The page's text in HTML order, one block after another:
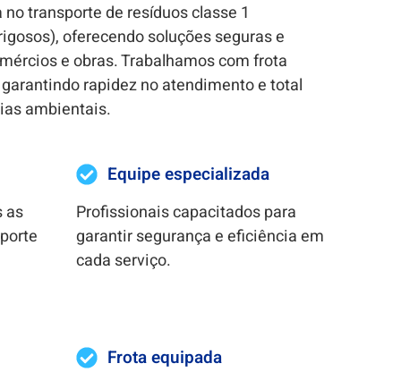
transporte de resíduos classe 1
oferecendo soluções seguras e
e obras. Trabalhamos com frota
rapidez no atendimento e total
ambientais.
as
Equipe especializada
Profissionais capacitados para
garantir segurança e eficiência em
cada serviço.
Frota equipada